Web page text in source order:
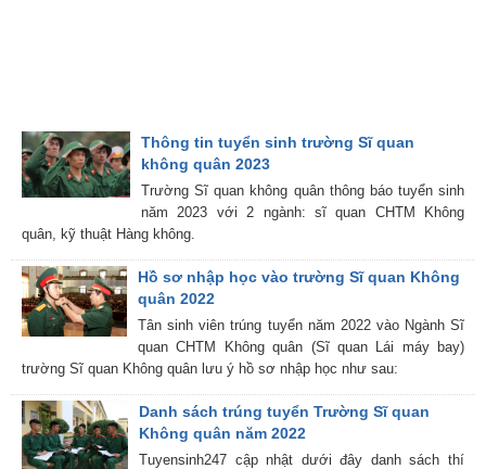
Thông tin tuyển sinh trường Sĩ quan
không quân 2023
Trường Sĩ quan không quân thông báo tuyển sinh
năm 2023 với 2 ngành: sĩ quan CHTM Không
quân, kỹ thuật Hàng không.
Hồ sơ nhập học vào trường Sĩ quan Không
quân 2022
Tân sinh viên trúng tuyển năm 2022 vào Ngành Sĩ
quan CHTM Không quân (Sĩ quan Lái máy bay)
trường Sĩ quan Không quân lưu ý hồ sơ nhập học như sau:
Danh sách trúng tuyển Trường Sĩ quan
Không quân năm 2022
Tuyensinh247 cập nhật dưới đây danh sách thí